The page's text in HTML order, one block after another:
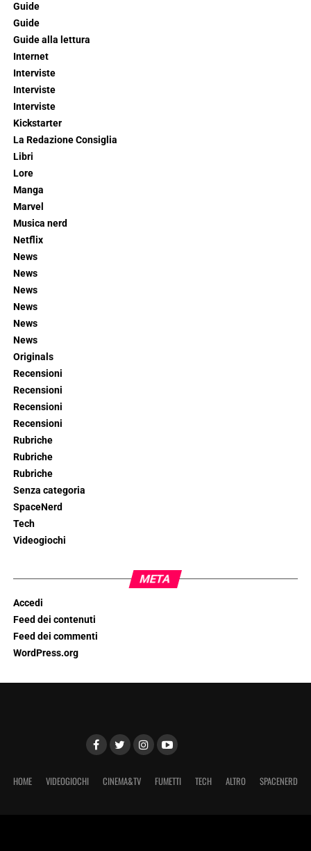
Guide
Guide
Guide alla lettura
Internet
Interviste
Interviste
Interviste
Kickstarter
La Redazione Consiglia
Libri
Lore
Manga
Marvel
Musica nerd
Netflix
News
News
News
News
News
News
Originals
Recensioni
Recensioni
Recensioni
Recensioni
Rubriche
Rubriche
Rubriche
Senza categoria
SpaceNerd
Tech
Videogiochi
META
Accedi
Feed dei contenuti
Feed dei commenti
WordPress.org
HOME VIDEOGIOCHI CINEMA&TV FUMETTI TECH ALTRO SPACENERD